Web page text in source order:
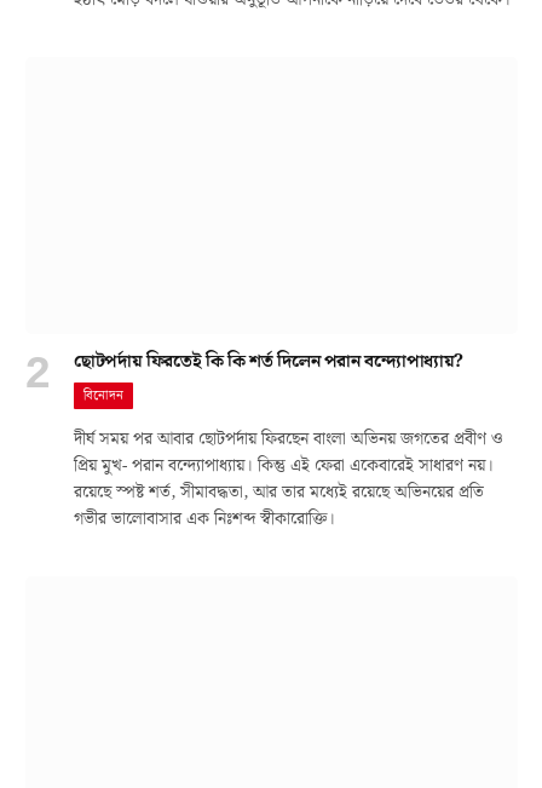
ছোটপর্দায় ফিরতেই কি কি শর্ত দিলেন পরান বন্দ্যোপাধ্যায়?
বিনোদন
দীর্ঘ সময় পর আবার ছোটপর্দায় ফিরছেন বাংলা অভিনয় জগতের প্রবীণ ও
প্রিয় মুখ- পরান বন্দ্যোপাধ্যায়। কিন্তু এই ফেরা একেবারেই সাধারণ নয়।
রয়েছে স্পষ্ট শর্ত, সীমাবদ্ধতা, আর তার মধ্যেই রয়েছে অভিনয়ের প্রতি
গভীর ভালোবাসার এক নিঃশব্দ স্বীকারোক্তি।